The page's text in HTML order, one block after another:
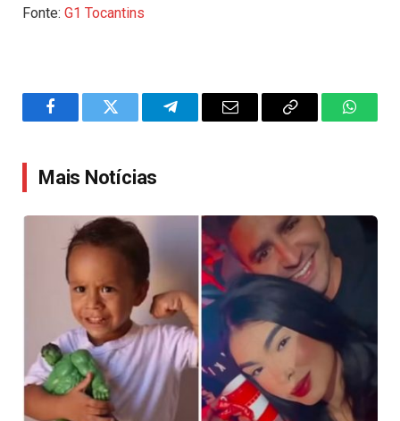
Fonte: G1 Tocantins
FacebookTwitter TelegramEmail
Copy
Mais Notícias